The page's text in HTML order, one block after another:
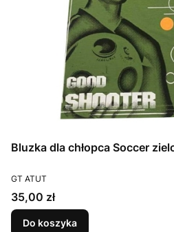
Bluzka dla chłopca Soccer
PRODUCENT
GT ATUT
Cena
35,00 zł
Do koszyka